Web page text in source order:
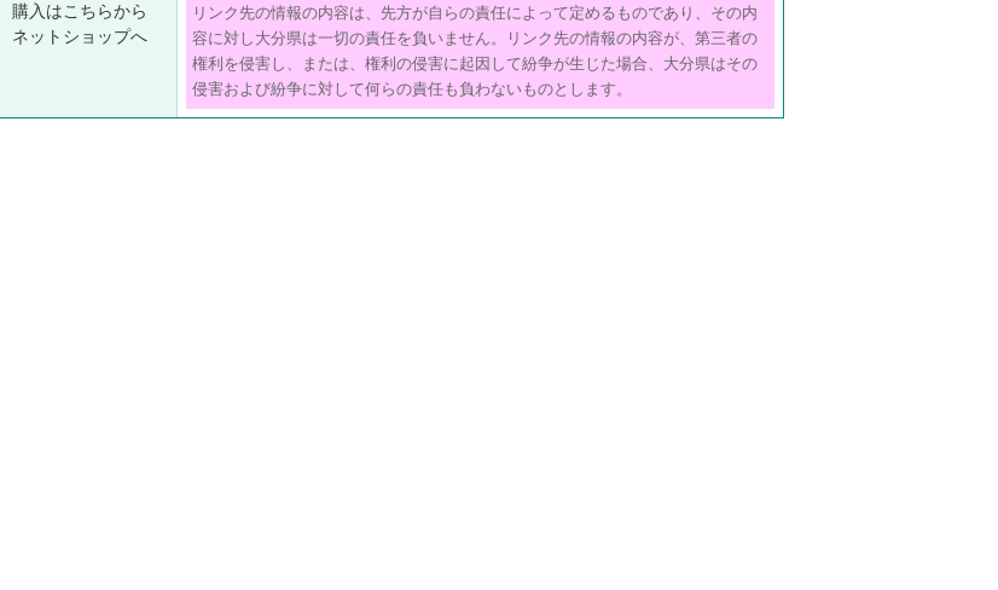
購入はこちらから
ネットショップへ
リンク先の情報の内容は、先方が自らの責任によって定めるものであり、その内
容に対し大分県は一切の責任を負いません。リンク先の情報の内容が、第三者の
権利を侵害し、または、権利の侵害に起因して紛争が生じた場合、大分県はその
侵害および紛争に対して何らの責任も負わないものとします。